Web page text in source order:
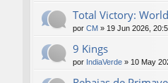
Total Victory:
por CM » 19 Jun 2026,
9 Kings
por IndiaVerde » 10 May